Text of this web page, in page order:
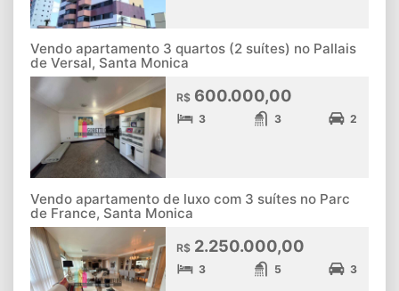
Vendo apartamento 3 quartos (2 suítes) no Pallais
de Versal, Santa Monica
R$ 600.000,00
3 3 2
Vendo apartamento de luxo com 3 suítes no Parc
de France, Santa Monica
R$ 2.250.000,00
3 5 3